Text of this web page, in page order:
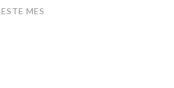
ESTE MES